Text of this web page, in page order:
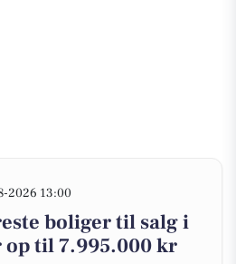
2026 13:00
boliger til salg i
op til 7.995.000 kr